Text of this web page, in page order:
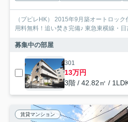
（プピレHK） 2015年9月築オートロッ
用料無料！追い焚き完備♪ 東急東横線・日
募集中の部屋
301
13万円
3階 / 42.82㎡ /
賃貸マンション